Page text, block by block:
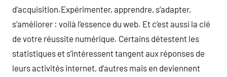
d’acquisition.Expérimenter, apprendre, s’adapter,
s’améliorer : voilà l’essence du web. Et c’est aussi la clé
de votre réussite numérique. Certains détestent les
statistiques et s’intéressent tangent aux réponses de
leurs activités internet, d’autres mais en deviennent